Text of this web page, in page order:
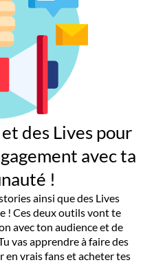
des Lives pour
avec ta
!
ainsi que des Lives
! Ces deux outils vont te
avec ton audience et de
vas apprendre à faire des
vrais fans et acheter tes